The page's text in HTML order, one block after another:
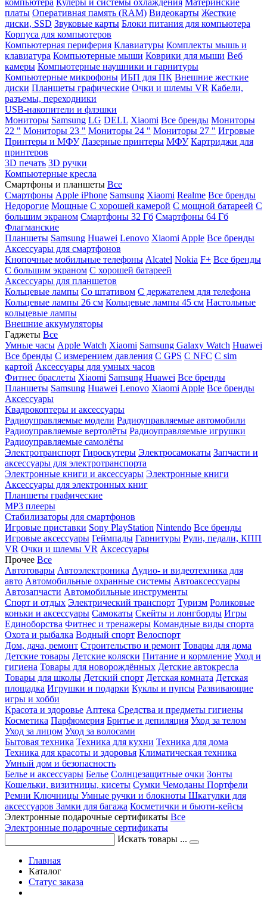
компьютера Кулеры и системы охлаждения Материнские
платы Оперативная память (RAM) Видеокарты Жесткие
диски, SSD Звуковые карты Блоки питания для компьютера
Корпуса для компьютеров
Компьютерная периферия Клавиатуры Комплекты мышь и
клавиатура Компьютерные мыши Коврики для мыши Веб
камеры Компьютерные наушники и гарнитуры
Компьютерные микрофоны ИБП для ПК Внешние жесткие
диски Планшеты графические Очки и шлемы VR Кабели,
разъемы, переходники
USB-накопители и флэшки
Мониторы Samsung LG DELL Xiaomi Все бренды Мониторы
22 " Мониторы 23 " Мониторы 24 " Мониторы 27 " Игровые
Принтеры и МФУ Лазерные принтеры МФУ Картриджи для
принтеров
3D печать 3D ручки
Компьютерные кресла
Смартфоны и планшеты Все
Смартфоны Apple iPhone Samsung Xiaomi Realme Все бренды
Недорогие Мощные С хорошей камерой С мощной батареей С
большим экраном Смартфоны 32 Гб Смартфоны 64 Гб
Флагманские
Планшеты Samsung Huawei Lenovo Xiaomi Apple Все бренды
Аксессуары для смартфонов
Кнопочные мобильные телефоны Alcatel Nokia F+ Все бренды
С большим экраном С хорошей батареей
Аксессуары для планшетов
Кольцевые лампы Со штативом C держателем для телефона
Кольцевые лампы 26 см Кольцевые лампы 45 см Настольные
кольцевые лампы
Внешние аккумуляторы
Гаджеты Все
Умные часы Apple Watch Xiaomi Samsung Galaxy Watch Huawei
Все бренды C измерением давления C GPS C NFC C sim
картой Аксессуары для умных часов
Фитнес браслеты Xiaomi Samsung Huawei Все бренды
Планшеты Samsung Huawei Lenovo Xiaomi Apple Все бренды
Аксессуары
Квадрокоптеры и аксессуары
Радиоуправляемые модели Радиоуправляемые автомобили
Радиоуправляемые вертолёты Радиоуправляемые игрушки
Радиоуправляемые самолёты
Электротранспорт Гироскутеры Электросамокаты Запчасти и
аксессуары для электротранспорта
Электронные книги и аксессуары Электронные книги
Аксессуары для электронных книг
Планшеты графические
MP3 плееры
Стабилизаторы для смартфонов
Игровые приставки Sony PlayStation Nintendo Все бренды
Игровые аксессуары Геймпады Гарнитуры Рули, педали, КПП
VR Очки и шлемы VR Аксессуары
Прочее Все
Автотовары Автоэлектроника Аудио- и видеотехника для
авто Автомобильные охранные системы Автоаксессуары
Автозапчасти Автомобильные инструменты
Спорт и отдых Электрический транспорт Туризм Роликовые
коньки и аксессуары Самокаты Скейты и лонгборды Игры
Единоборства Фитнес и тренажеры Командные виды спорта
Охота и рыбалка Водный спорт Велоспорт
Дом, дача, ремонт Строительство и ремонт Товары для дома
Детские товары Детские коляски Питание и кормление Уход и
гигиена Товары для новорождённых Детские автокресла
Товары для школы Детский спорт Детская комната Детская
площадка Игрушки и подарки Куклы и пупсы Развивающие
игры и хобби
Красота и здоровье Аптека Средства и предметы гигиены
Косметика Парфюмерия Бритье и депиляция Уход за телом
Уход за лицом Уход за волосами
Бытовая техника Техника для кухни Техника для дома
Техника для красоты и здоровья Климатическая техника
Умный дом и безопасность
Белье и аксессуары Белье Солнцезащитные очки Зонты
Кошельки, визитницы, кисеты Сумки Чемоданы Портфели
Ремни Ключницы Умные ручки и блокноты Шкатулки для
аксессуаров Замки для багажа Косметички и бьюти-кейсы
Электронные подарочные сертификаты Все
Электронные подарочные сертификаты
Искать товары ...
Главная
Каталог
Статус заказа